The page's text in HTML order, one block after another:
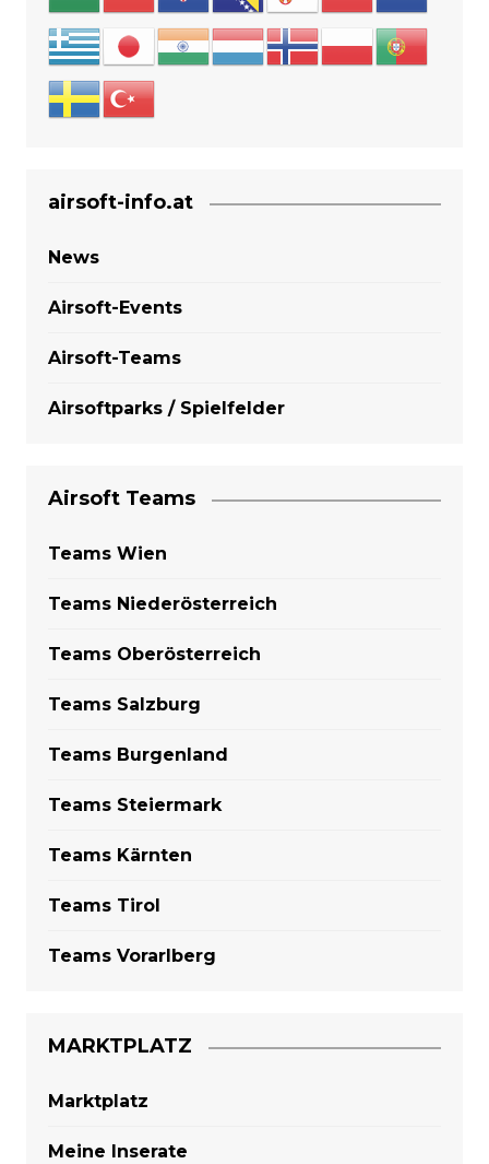
airsoft-info.at
News
Airsoft-Events
Airsoft-Teams
Airsoftparks / Spielfelder
Airsoft Teams
Teams Wien
Teams Niederösterreich
Teams Oberösterreich
Teams Salzburg
Teams Burgenland
Teams Steiermark
Teams Kärnten
Teams Tirol
Teams Vorarlberg
MARKTPLATZ
Marktplatz
Meine Inserate